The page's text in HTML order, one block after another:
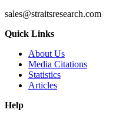
sales@straitsresearch.com
Quick Links
About Us
Media Citations
Statistics
Articles
Help